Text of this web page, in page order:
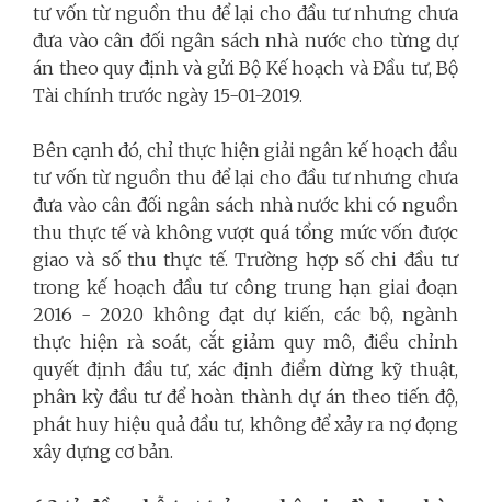
tư vốn từ nguồn thu để lại cho đầu tư nhưng chưa
đưa vào cân đối ngân sách nhà nước cho từng dự
án theo quy định và gửi Bộ Kế hoạch và Đầu tư, Bộ
Tài chính trước ngày 15-01-2019.
Bên cạnh đó, chỉ thực hiện giải ngân kế hoạch đầu
tư vốn từ nguồn thu để lại cho đầu tư nhưng chưa
đưa vào cân đối ngân sách nhà nước khi có nguồn
thu thực tế và không vượt quá tổng mức vốn được
giao và số thu thực tế. Trường hợp số chi đầu tư
trong kế hoạch đầu tư công trung hạn giai đoạn
2016 - 2020 không đạt dự kiến, các bộ, ngành
thực hiện rà soát, cắt giảm quy mô, điều chỉnh
quyết định đầu tư, xác định điểm dừng kỹ thuật,
phân kỳ đầu tư để hoàn thành dự án theo tiến độ,
phát huy hiệu quả đầu tư, không để xảy ra nợ đọng
xây dựng cơ bản.